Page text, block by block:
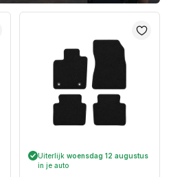
Uiterlijk woensdag 12 augustus
in je auto